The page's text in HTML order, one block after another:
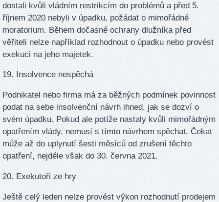
dostali kvůli vládním restrikcím do problémů a před 5.
říjnem 2020 nebyli v úpadku, požádat o mimořádné
moratorium. Během dočasné ochrany dlužníka před
věřiteli nelze například rozhodnout o úpadku nebo provést
exekuci na jeho majetek.
19. Insolvence nespěchá
Podnikatel nebo firma má za běžných podmínek povinnost
podat na sebe insolvenční návrh ihned, jak se dozví o
svém úpadku. Pokud ale potíže nastaly kvůli mimořádným
opatřením vlády, nemusí s tímto návrhem spěchat. Čekat
může až do uplynutí šesti měsíců od zrušení těchto
opatření, nejdéle však do 30. června 2021.
20. Exekutoři ze hry
Ještě celý leden nelze provést výkon rozhodnutí prodejem